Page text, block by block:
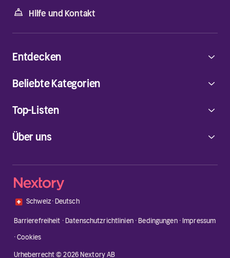
Hilfe und Kontakt
Über uns
Entdecken
Beliebte Kategorien
Top-Listen
🇨🇭 Schweiz·Deutsch
Barrierefreiheit ·Datenschutzrichtlinien·Bedingungen· Impressum
·Cookies
Urheberrecht © 2026 Nextory AB